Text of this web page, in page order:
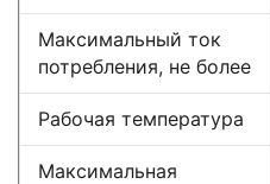
Максимальный ток
потребления, не более
Рабочая температура
Максимальная